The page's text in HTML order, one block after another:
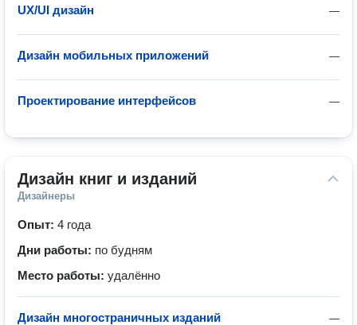
—
UX/UI дизайн
—
Дизайн мобильных приложений
—
Проектирование интерфейсов
Дизайн книг и изданий
Дизайнеры
Опыт: 4 года
Дни работы: по будням
Место работы: удалённо
—
Дизайн многостраничных изданий